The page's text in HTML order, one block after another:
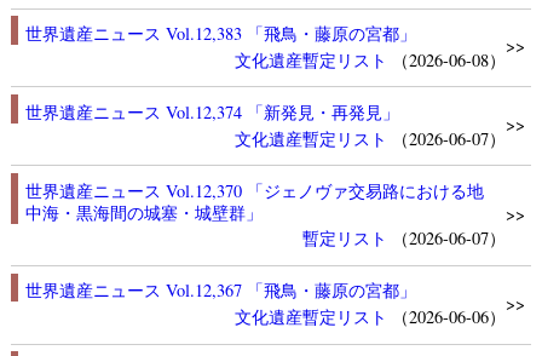
世界遺産ニュース Vol.12,383 「飛鳥・藤原の宮都」
文化遺産暫定リスト （2026-06-08）
>>
世界遺産ニュース Vol.12,374 「新発見・再発見」
文化遺産暫定リスト （2026-06-07）
>>
世界遺産ニュース Vol.12,370 「ジェノヴァ交易路における地
中海・黒海間の城塞・城壁群」
暫定リスト
（2026-06-07）
>>
世界遺産ニュース Vol.12,367 「飛鳥・藤原の宮都」
文化遺産暫定リスト （2026-06-06）
>>